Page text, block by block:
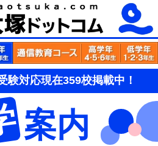
験対応現在359校掲載中！
案内